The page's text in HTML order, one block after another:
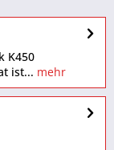
K450
ist... mehr